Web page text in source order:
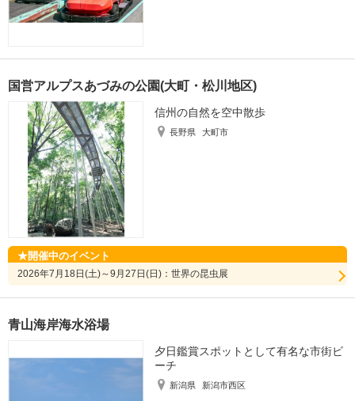
国営アルプスあづみの公園(大町・松川地区)
信州の自然を空中散歩
長野県 大町市
開催中のイベント
2026年7月18日(土)～9月27日(日)：世界の昆虫展
青山海岸海水浴場
夕日鑑賞スポットとして有名な市街ビ
ーチ
新潟県 新潟市西区